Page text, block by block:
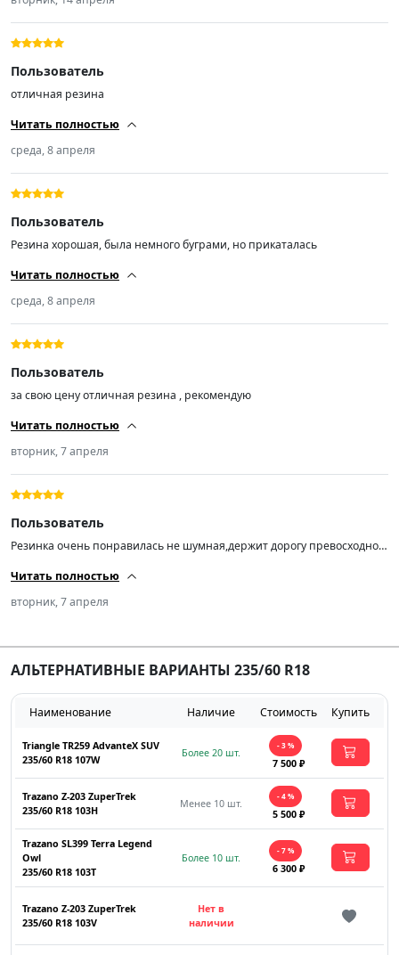
именно та которую покупал. Продавцу спасибо, извиняюсь за 3
звезды.
Пользователь
отличная резина
Читать полностью
среда, 8 апреля
Пользователь
Резина хорошая, была немного буграми, но прикаталась
Читать полностью
среда, 8 апреля
Пользователь
за свою цену отличная резина , рекомендую
Читать полностью
вторник, 7 апреля
Пользователь
Резинка очень понравилась не шумная,держит дорогу превосходно и
выискивать конец 25-го начало 26-го т.к. не собираюсь на ней ездить
15 грамм шиномонтажник удивился🤩) да и за эти деньги вообще
Читать полностью
вторник, 7 апреля
АЛЬТЕРНАТИВНЫЕ ВАРИАНТЫ 235/60 R18
Наименование Наличие Стоимость Купить
Triangle TR259 AdvanteX SUV
235/60 R18 107W
Более 20 шт.
- 3 %
7 500 ₽
Trazano Z-203 ZuperTrek
235/60 R18 103H
Менее 10 шт.
- 4 %
5 500 ₽
Trazano SL399 Terra Legend
Owl
235/60 R18 103T
Более 10 шт.
- 7 %
6 300 ₽
Trazano Z-203 ZuperTrek
235/60 R18 103V
Нет в
наличии